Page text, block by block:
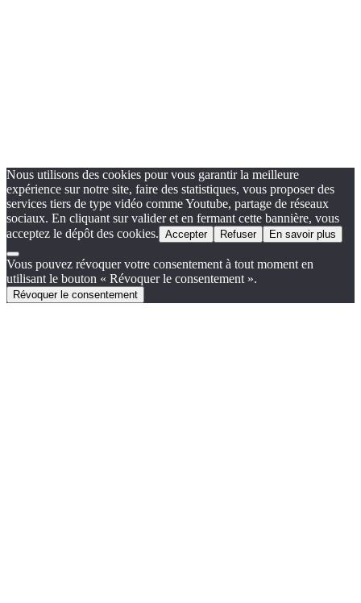
Nous utilisons des cookies pour vous garantir la meilleure
expérience sur notre site, faire des statistiques, vous proposer des
services tiers de type vidéo comme Youtube, partage de réseaux
sociaux. En cliquant sur valider et en fermant cette bannière, vous
acceptez le dépôt des cookies. Accepter Refuser En savoir plus
Vous pouvez révoquer votre consentement à tout moment en
utilisant le bouton « Révoquer le consentement ».
Révoquer le consentement